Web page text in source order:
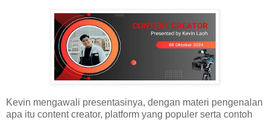
Kevin mengawali presentasinya, dengan materi pengenalan
apa itu content creator, platform yang populer serta contoh